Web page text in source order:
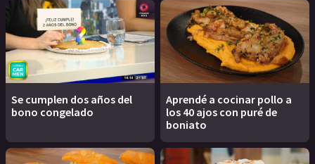
Se cumplen dos años del
bono congelado
Aprendé a cocinar pollo a
los 40 ajos con puré de
boniato